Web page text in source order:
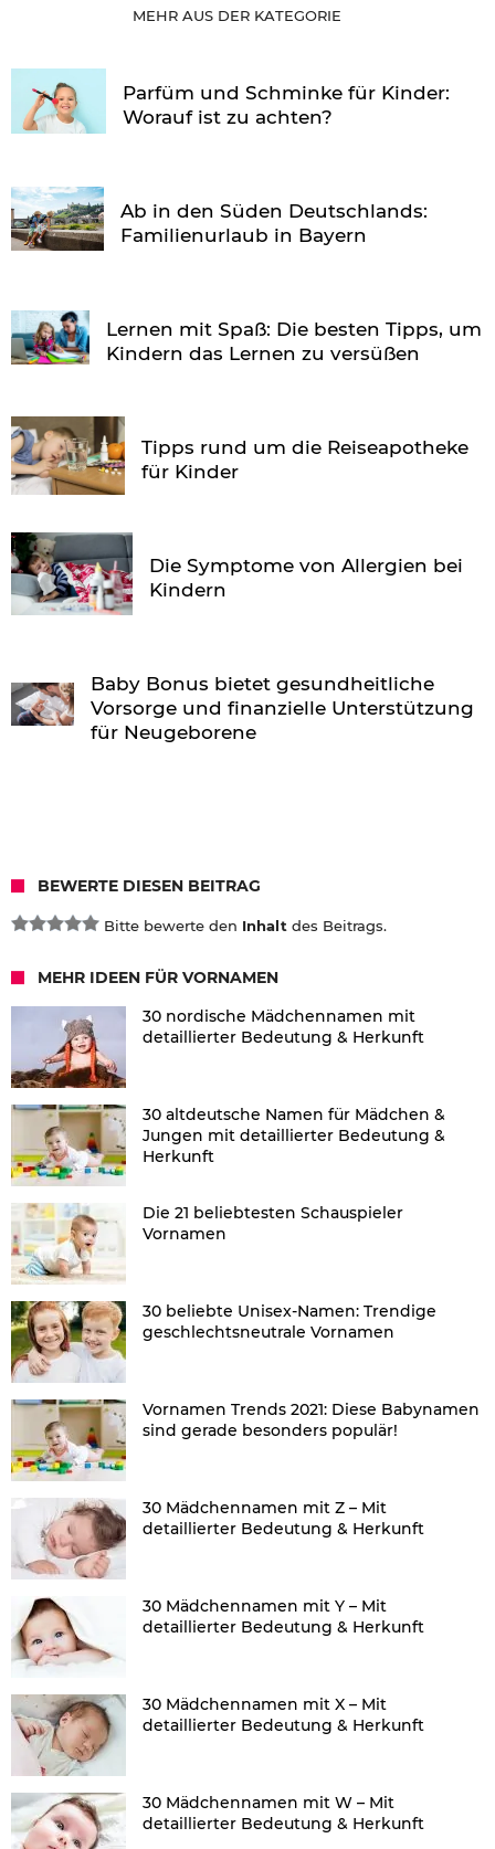
MEHR AUS DER KATEGORIE
Parfüm und Schminke für Kinder:
Worauf ist zu achten?
Ab in den Süden Deutschlands:
Familienurlaub in Bayern
Lernen mit Spaß: Die besten Tipps, um
Kindern das Lernen zu versüßen
Tipps rund um die Reiseapotheke
für Kinder
Die Symptome von Allergien bei
Kindern
Baby Bonus bietet gesundheitliche
Vorsorge und finanzielle Unterstützung
für Neugeborene
BEWERTE DIESEN BEITRAG
Bitte bewerte den Inhalt des Beitrags.
MEHR IDEEN FÜR VORNAMEN
30 nordische Mädchennamen mit
detaillierter Bedeutung & Herkunft
30 altdeutsche Namen für Mädchen &
Jungen mit detaillierter Bedeutung &
Herkunft
Die 21 beliebtesten Schauspieler
Vornamen
30 beliebte Unisex-Namen: Trendige
geschlechtsneutrale Vornamen
Vornamen Trends 2021: Diese Babynamen
sind gerade besonders populär!
30 Mädchennamen mit Z – Mit
detaillierter Bedeutung & Herkunft
30 Mädchennamen mit Y – Mit
detaillierter Bedeutung & Herkunft
30 Mädchennamen mit X – Mit
detaillierter Bedeutung & Herkunft
30 Mädchennamen mit W – Mit
detaillierter Bedeutung & Herkunft